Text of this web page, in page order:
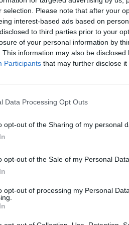
selection. Please note that after your
interest-based ads based on
to third parties prior to your
of your personal information by
This information may also be
Participants that may further disclose it
Data Processing Opt Outs
opt-out of the Sharing of my personal
opt-out of the Sale of my Personal Data.
opt-out of processing my Personal
Fot. Warszawa w
NA KTÓRĄ CZEKALI
choć nie jest
systemu wsparcia społecznego.
Obywatelską w ostatniej
ad